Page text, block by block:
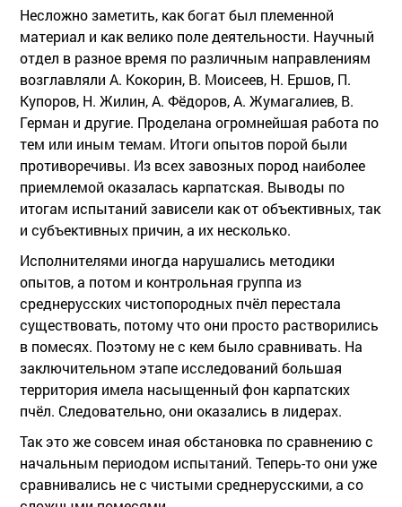
Несложно заметить, как богат был племенной
материал и как велико поле деятельности. Научный
отдел в разное время по различным направлениям
возглавляли А. Кокорин, В. Моисеев, Н. Ершов, П.
Купоров, Н. Жилин, А. Фёдоров, А. Жумагалиев, В.
Герман и другие. Проделана огромнейшая работа по
тем или иным темам. Итоги опытов порой были
противоречивы. Из всех завозных пород наиболее
приемлемой оказалась карпатская. Выводы по
итогам испытаний зависели как от объективных, так
и субъективных причин, а их несколько.
Исполнителями иногда нарушались методики
опытов, а потом и контрольная группа из
среднерусских чистопородных пчёл перестала
существовать, потому что они просто растворились
в помесях. Поэтому не с кем было сравнивать. На
заключительном этапе исследований большая
территория имела насыщенный фон карпатских
пчёл. Следовательно, они оказались в лидерах.
Так это же совсем иная обстановка по сравнению с
начальным периодом испытаний. Теперь-то они уже
сравнивались не с чистыми среднерусскими, а со